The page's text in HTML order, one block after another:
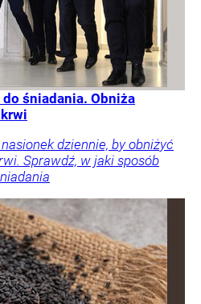
do śniadania. Obniża
dziennie, by obniżyć
Sprawdź, w jaki sposób